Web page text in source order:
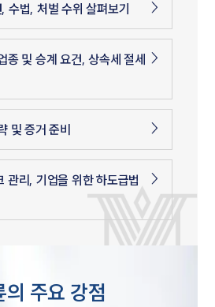
수법, 처벌 수위 살펴보기
종 및 승계 요건, 상속세 절세
및 증거 준비
관리, 기업을 위한 하도급법
의 주요 강점